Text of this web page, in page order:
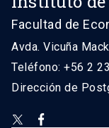
Facultad de
Avda. Vicuña
Teléfono: +56 2
Dirección de